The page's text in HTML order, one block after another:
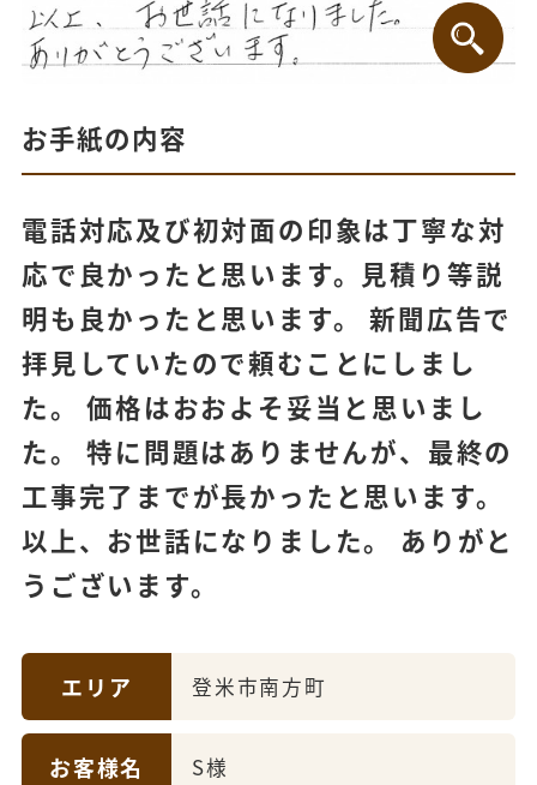
お手紙の内容
電話対応及び初対面の印象は丁寧な対
応で良かったと思います。見積り等説
明も良かったと思います。 新聞広告で
拝見していたので頼むことにしまし
た。 価格はおおよそ妥当と思いまし
た。 特に問題はありませんが、最終の
工事完了までが長かったと思います。
以上、お世話になりました。 ありがと
うございます。
エリア 登米市南方町
お客様名 S様